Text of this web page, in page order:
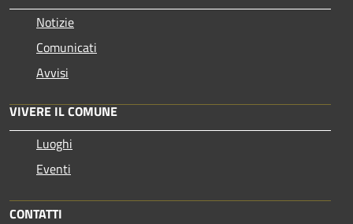
Notizie
Comunicati
Avvisi
VIVERE IL COMUNE
Luoghi
Eventi
CONTATTI